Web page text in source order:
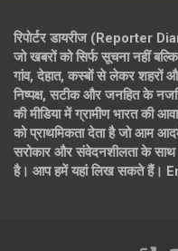
रिपोर्टर डायरीज (Reporter
जो खबरों को सिर्फ सूचना नहीं
गांव, देहात, कस्बों से लेकर शहरों
निष्पक्ष, सटीक और जनहित के
की मीडिया में ग्रामीण भारत की
को प्राथमिकता देता है जो आम
सरोकार और संवेदनशीलता के साथ
है। आप हमें यहां लिख सकते हैं।